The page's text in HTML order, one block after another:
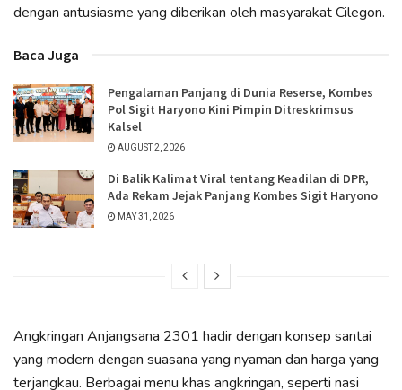
dengan antusiasme yang diberikan oleh masyarakat Cilegon.
Baca Juga
Pengalaman Panjang di Dunia Reserse, Kombes
Pol Sigit Haryono Kini Pimpin Ditreskrimsus
Kalsel
AUGUST 2, 2026
Di Balik Kalimat Viral tentang Keadilan di DPR,
Ada Rekam Jejak Panjang Kombes Sigit Haryono
MAY 31, 2026
Angkringan Anjangsana 2301 hadir dengan konsep santai
yang modern dengan suasana yang nyaman dan harga yang
terjangkau. Berbagai menu khas angkringan, seperti nasi